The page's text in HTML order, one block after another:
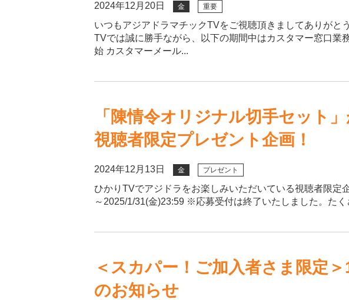
2024年12月20日 金 重要
いつもアジアドラマチックTVをご視聴頂きましてありがと
TVでは誠に勝手ながら、以下の期間中はカスタマー窓口業
始 カスタマーメール...
「陳情令オリジナル切手セット
視聴者限定プレゼント企画！
2024年12月13日 金 プレゼント
ひかりTVでアジドラをお楽しみいただいている視聴者限定
～2025/1/31(金)23:59 ※応募受付は終了いたしました。た
＜スカパー！ご加入者さま限定
のお知らせ